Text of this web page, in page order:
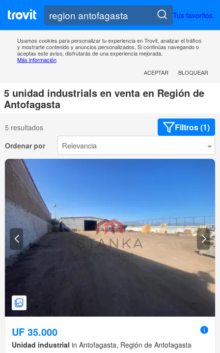
Tus favoritos
Usamos cookies para personalizar tu experiencia en Trovit, analizar el tráfico
y mostrarte contenido y anuncios personalizados. Si continúas navegando o
aceptas este aviso, disfrutarás de una experiencia mejorada.
Más información
ACEPTAR
BLOQUEAR
5 unidad industrials en venta en Región de
Antofagasta
5 resultados Filtros (1)
Ordenar por
UF 35.000
Unidad industrial in Antofagasta, Región de Antofagasta